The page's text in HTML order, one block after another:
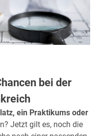
bei der
ein Praktikums oder
Jetzt gilt es, noch die